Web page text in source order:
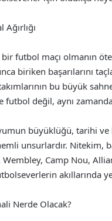
futbol maçı olmanın
biriken başarılarını
bu büyük
futbol değil, aynı
büyüklüğü, tarihi
unsurlardır. Nitekim,
Camp Nou,
akıllarında
Nerde Olacak?